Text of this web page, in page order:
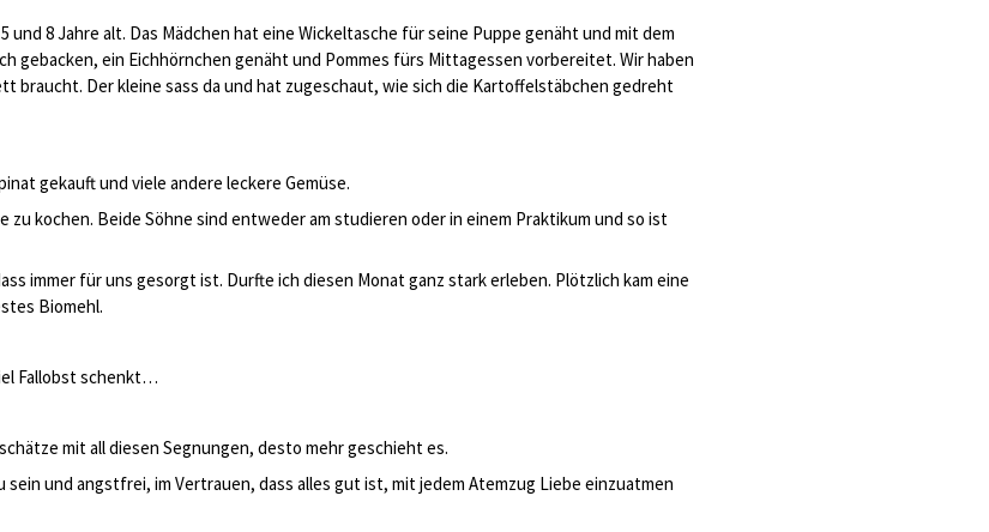
8 Jahre alt. Das Mädchen hat eine Wickeltasche für seine Puppe genäht und mit dem
gebacken, ein Eichhörnchen genäht und Pommes fürs Mittagessen vorbereitet. Wir haben
braucht. Der kleine sass da und hat zugeschaut, wie sich die Kartoffelstäbchen gedreht
gekauft und viele andere leckere Gemüse.
zu kochen. Beide Söhne sind entweder am studieren oder in einem Praktikum und so ist
immer für uns gesorgt ist. Durfte ich diesen Monat ganz stark erleben. Plötzlich kam eine
Biomehl.
Fallobst schenkt…
mit all diesen Segnungen, desto mehr geschieht es.
und angstfrei, im Vertrauen, dass alles gut ist, mit jedem Atemzug Liebe einzuatmen